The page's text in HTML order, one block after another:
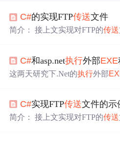
C#的实现FTP传送文件
简介： 接上文实现对FTP的传送
结构如上文，这里就不啰嗦了。
方法进行调用：
C#和asp.net执行外部EXE
这两天研究下.Net的执行外部
录，不过要简单的多的多）；总
orm的调用外部程序，很简单 （
C#实现FTP传送文件的示
简介： 接上文实现对FTP的传送